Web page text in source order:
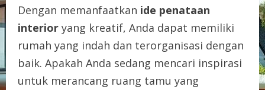
Dengan memanfaatkan ide penataan
interior yang kreatif, Anda dapat memiliki
rumah yang indah dan terorganisasi dengan
baik. Apakah Anda sedang mencari inspirasi
untuk merancang ruang tamu yang